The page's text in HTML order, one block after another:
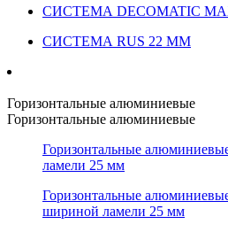
СИСТЕМА DECOMATIC
СИСТЕМА RUS 22 ММ
Горизонтальные алюминиевые
Горизонтальные алюминиевые
Горизонтальные
ламели 25 мм
Горизонтальные
шириной ламели 25 мм